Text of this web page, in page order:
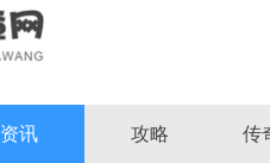
资讯 攻略 传